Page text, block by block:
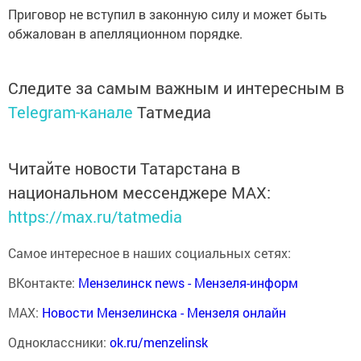
Приговор не вступил в законную силу и может быть
обжалован в апелляционном порядке.
Следите за самым важным и интересным в
Telegram-канале Татмедиа
Читайте новости Татарстана в
национальном мессенджере MАХ:
https://max.ru/tatmedia
Самое интересное в наших социальных сетях:
ВКонтакте: Мензелинск news - Мензеля-информ
MAX: Новости Мензелинска - Мензеля онлайн
Одноклассники: ok.ru/menzelinsk